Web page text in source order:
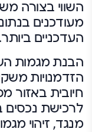
השווי בצורה
מעודכנים
העדכניים ביותר.
הבנת מגמות
הזדמנויות
חיובית באזור
לרכישת נכסים
מנגד, זיהוי